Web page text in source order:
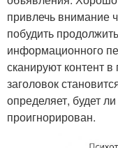
привлечь внимание
побудить
информационного
сканируют контент в
заголовок
определяет, будет
проигнорирован.